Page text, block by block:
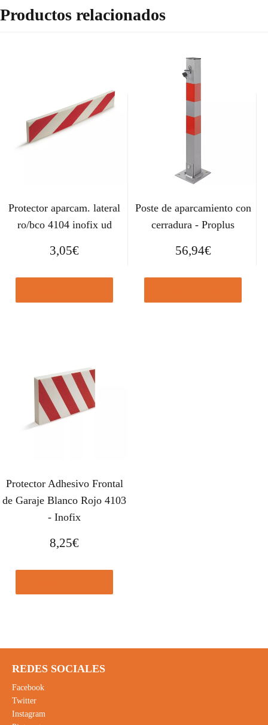
Productos relacionados
Protector aparcam. lateral
ro/bco 4104 inofix ud
3,05€
Poste de aparcamiento con
cerradura - Proplus
56,94€
Protector Adhesivo Frontal
de Garaje Blanco Rojo 4103
- Inofix
8,25€
REDES SOCIALES
Facebook
Twitter
Instagram